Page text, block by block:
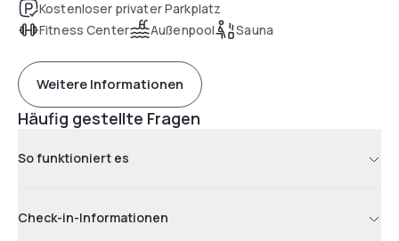
Kostenloser privater Parkplatz
Fitness Center
Außenpool Sauna
Weitere Informationen
Häufig gestellte Fragen
So funktioniert es
Check-in-Informationen